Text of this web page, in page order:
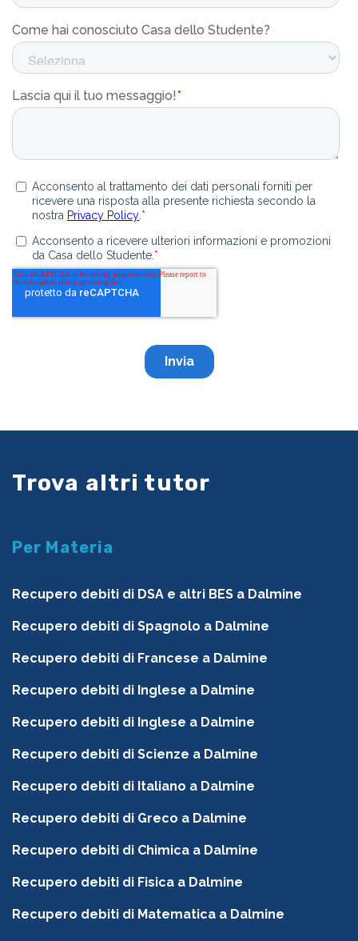
Trova altri tutor
Per Materia
Recupero debiti di DSA e altri BES a Dalmine
Recupero debiti di Spagnolo a Dalmine
Recupero debiti di Francese a Dalmine
Recupero debiti di Inglese a Dalmine
Recupero debiti di Inglese a Dalmine
Recupero debiti di Scienze a Dalmine
Recupero debiti di Italiano a Dalmine
Recupero debiti di Greco a Dalmine
Recupero debiti di Chimica a Dalmine
Recupero debiti di Fisica a Dalmine
Recupero debiti di Matematica a Dalmine